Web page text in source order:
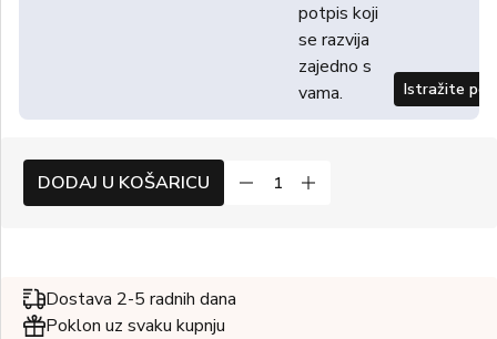
potpis koji
se razvija
zajedno s
vama.
Istražite
DODAJ U KOŠARICU
Dostava 2-5 radnih dana
Poklon uz svaku kupnju